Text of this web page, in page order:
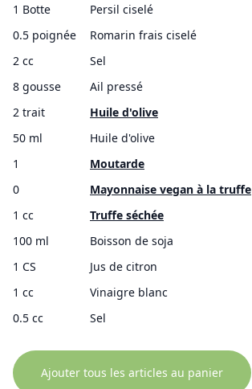
1 Botte
Persil ciselé
0.5 poignée
Romarin frais ciselé
2 cc
Sel
8 gousse
Ail pressé
2 trait
Huile d'olive
50 ml
Huile d'olive
1
Moutarde
0
Mayonnaise vegan à la truffe
1 cc
Truffe séchée
100 ml
Boisson de soja
1 CS
Jus de citron
1 cc
Vinaigre blanc
0.5 cc
Sel
Ajouter tous les articles au panier